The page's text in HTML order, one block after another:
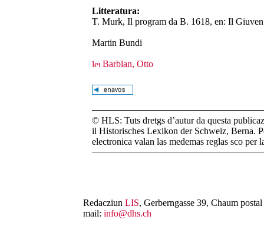
Litteratura:
T. Murk, Il program da B. 1618, en: Il
Martin Bundi
Barblan, Otto
© HLS: Tuts dretgs d’autur da questa
il Historisches Lexikon der Schweiz, Berna.
electronica valan las medemas reglas sco per
Redacziun LIS, Gerberngasse 39, Chaum
mail: info@dhs.ch